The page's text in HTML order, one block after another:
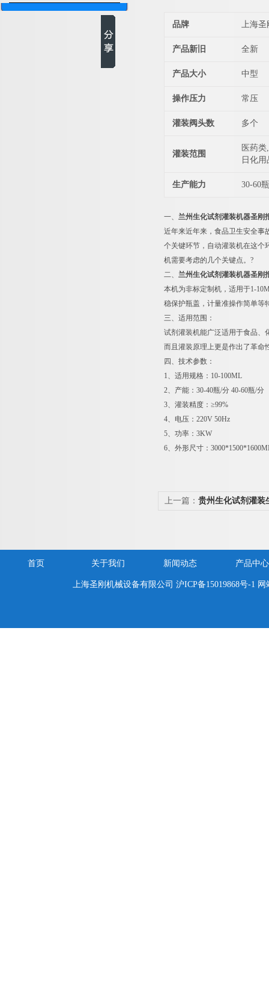
盖机
品牌 上海圣
产品新旧 全新
产品大小 中型
操作压力 常压
灌装阀头数 多个
灌装范围
医药
日化
生产能力 30-60
一、 兰州生化试剂灌装机器圣刚
近年来近年来，食品卫生安全事
个关键环节，自动灌装机在这个
机需要考虑的几个关键点。?
二、 兰州生化试剂灌装机器圣刚
本机为非标定制机，适用于1-
稳保护瓶盖，计量准操作简单等
三、适用范围：
试剂灌装机能广泛适用于食品、
而且灌装原理上更是作出了革命
四、技术参数：
1、适用规格：10-100ML
2、产能：30-40瓶/分 40-60瓶/分
3、灌装精度：≥99%
4、电压：220V 50Hz
5、功率：3KW
6、外形尺寸：
上一篇： 贵州生化试剂灌装
首页 关于我们 新闻动态 产品中心
上海圣刚机械设备有限公司沪ICP备15019868号-1 网